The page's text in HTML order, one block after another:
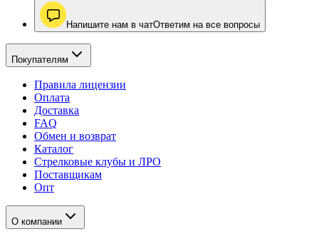
Напишите нам в чатОтветим на все вопросы
Покупателям
Правила лицензии
Оплата
Доставка
FAQ
Обмен и возврат
Каталог
Стрелковые клубы и ЛРО
Поставщикам
Опт
О компании